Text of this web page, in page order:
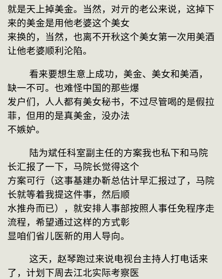
就是天上掉美金。当然，对亓的老公来说，这掉下
来的美金是用他老婆这个美女
来换的，当然，也离不开秋这个美女第一次用美酒
让他老婆顺利沦陷。
缺一不可。也难怪中国的那些爆
发户们，人人都有美女秘书，不过尽管喝的是假拉
菲，但用的是真美金，没办法
不嫉妒。
长汇报了一下，马院长觉得这个
方案可行（这事基建办靳总估计早汇报过了，马院
长就等着我提这件事，然后顺
水推舟而已），就安排人事部按照人事任免程序走
流程，希望通过这样的方式彰
显咱们省儿医新的用人导向。
了，计划下周去江北实际考察医